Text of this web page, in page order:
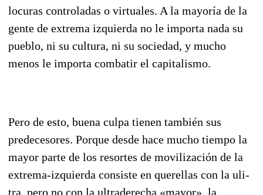
locuras controladas o virtuales. A la mayoría de la
gente de extrema izquierda no le importa nada su
pueblo, ni su cultura, ni su sociedad, y mu­cho
menos le importa combatir el capitalismo.
Pero de esto, buena culpa tienen también sus
predecesores. Porque desde hace mucho tiempo la
mayor parte de los resortes de movilización de la
extrema-izquierda consiste en querellas con la uli­
tra, pero no con la ultraderecha «mayor», la